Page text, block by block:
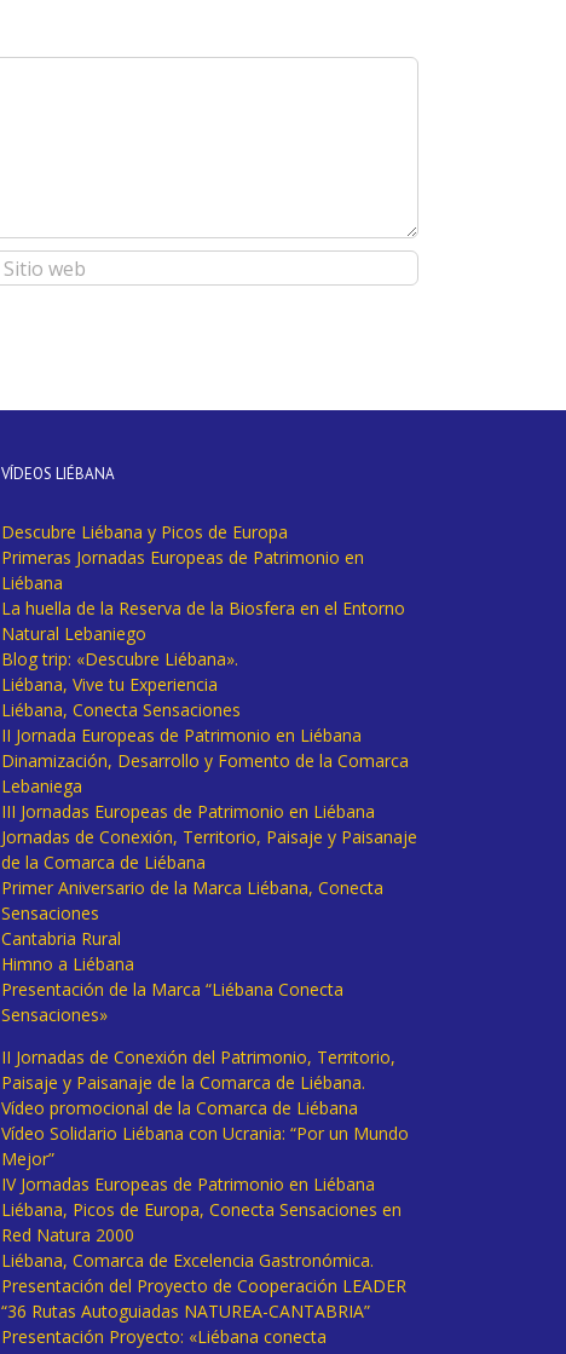
VÍDEOS LIÉBANA
Descubre Liébana y Picos de Europa
Primeras Jornadas Europeas de Patrimonio en
Liébana
La huella de la Reserva de la Biosfera en el Entorno
Natural Lebaniego
Blog trip: «Descubre Liébana».
Liébana, Vive tu Experiencia
Liébana, Conecta Sensaciones
II Jornada Europeas de Patrimonio en Liébana
Dinamización, Desarrollo y Fomento de la Comarca
Lebaniega
III Jornadas Europeas de Patrimonio en Liébana
Jornadas de Conexión, Territorio, Paisaje y Paisanaje
de la Comarca de Liébana
Primer Aniversario de la Marca Liébana, Conecta
Sensaciones
Cantabria Rural
Himno a Liébana
Presentación de la Marca “Liébana Conecta
Sensaciones»
II Jornadas de Conexión del Patrimonio, Territorio,
Paisaje y Paisanaje de la Comarca de Liébana.
Vídeo promocional de la Comarca de Liébana
Vídeo Solidario Liébana con Ucrania: “Por un Mundo
Mejor”
IV Jornadas Europeas de Patrimonio en Liébana
Liébana, Picos de Europa, Conecta Sensaciones en
Red Natura 2000
Liébana, Comarca de Excelencia Gastronómica.
Presentación del Proyecto de Cooperación LEADER
“36 Rutas Autoguiadas NATUREA-CANTABRIA”
Presentación Proyecto: «Liébana conecta